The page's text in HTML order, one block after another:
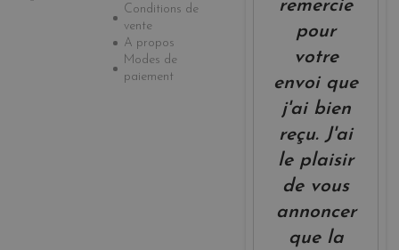
Conditions de
vente
A propos
Modes de
paiement
remercie
pour
votre
envoi que
j'ai bien
reçu. J'ai
le plaisir
de vous
annoncer
que la